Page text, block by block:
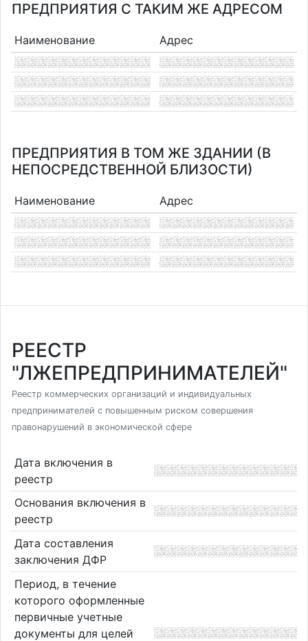
ПРЕДПРИЯТИЯ С ТАКИМ ЖЕ АДРЕСОМ
Наименование Адрес
ПРЕДПРИЯТИЯ В ТОМ ЖЕ ЗДАНИИ (В
НЕПОСРЕДСТВЕННОЙ БЛИЗОСТИ)
Наименование Адрес
РЕЕСТР
"ЛЖЕПРЕДПРИНИМАТЕЛЕЙ"
Реестр коммерческих организаций и индивидуальных
предпринимателей с повышенным риском совершения
правонарушений в экономической сфере
Дата включения в
реестр
Основания включения в
реестр
Дата составления
заключения ДФР
Период, в течение
которого оформленные
первичные учетные
документы для целей